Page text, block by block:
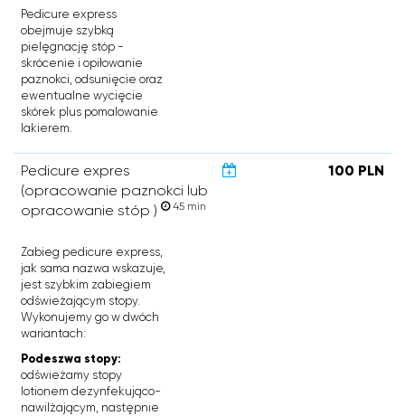
Pedicure express
obejmuje szybką
pielęgnację stóp -
skrócenie i opiłowanie
paznokci, odsunięcie oraz
ewentualne wycięcie
skórek plus pomalowanie
lakierem.
Pedicure expres
(opracowanie paznokci lub
opracowanie stóp )
45 min
100 PLN
Zabieg pedicure express,
jak sama nazwa wskazuje,
jest szybkim zabiegiem
odświeżającym stopy.
Wykonujemy go w dwóch
wariantach:
Podeszwa stopy:
odświeżamy stopy
lotionem dezynfekująco-
nawilżającym, następnie